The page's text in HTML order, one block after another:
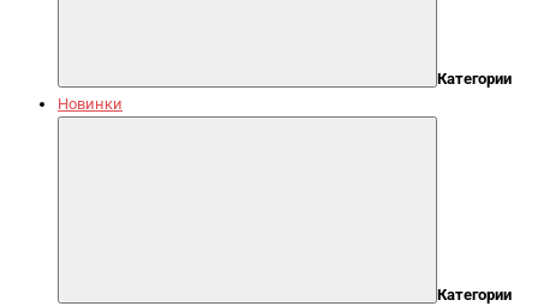
Категории
Новинки
Категории